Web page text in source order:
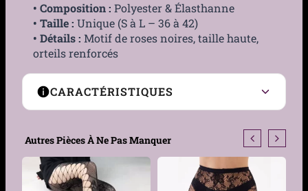
• Composition : Polyester & Élasthanne
• Taille : Unique (S à L – 36 à 42)
• Détails : Motif de roses noires, taille haute,
orteils renforcés
CARACTÉRISTIQUES
Matière
Composition
textile
12% élasthanne / 88%
Autres Pièces À Ne Pas Manquer